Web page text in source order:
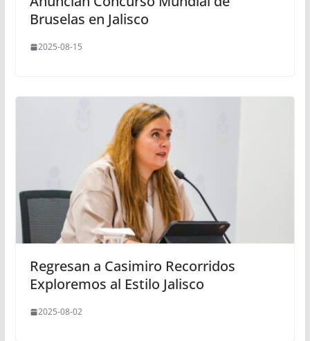
Bruselas en Jalisco
2025-08-15
Regresan a Casimiro Recorridos
Exploremos al Estilo Jalisco
2025-08-02